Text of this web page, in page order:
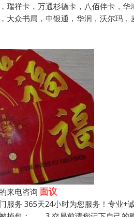
瑞祥卡，万通杉德卡，八佰伴卡，
大众书局，中银通，华润，沃尔玛
来电咨询 面议
门服务 365天24小时为您服务！